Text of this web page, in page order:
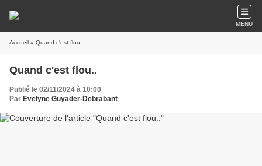
MENU
Accueil » Quand c'est flou..
Quand c'est flou..
Publié le 02/11/2024 à 10:00
Par Evelyne Guyader-Debrabant